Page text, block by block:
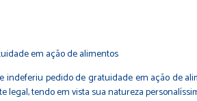
indeferiu pedido de gratuidade em ação de
tendo em vista sua natureza